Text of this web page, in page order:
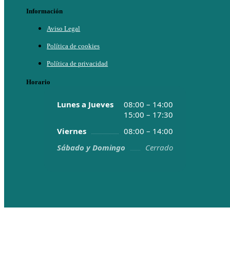
Información
Aviso Legal
Política de cookies
Política de privacidad
Horario
Lunes a Jueves
08:00 – 14:00
15:00 – 17:30
Viernes
08:00 – 14:00
Sábado y Domingo
Cerrado